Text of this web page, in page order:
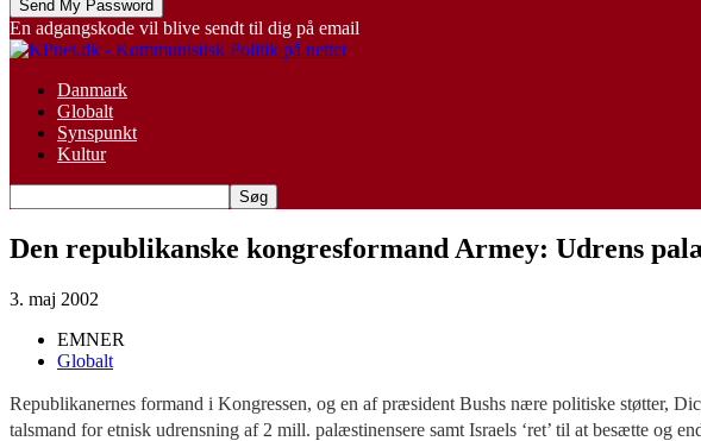
En adgangskode vil blive sendt til dig på email
Danmark
Globalt
Synspunkt
Kultur
Den republikanske kongresformand Armey: Udrens
3. maj 2002
EMNER
Globalt
Republikanernes formand i Kongressen, og en af præsident Bushs nære politiske støtter,
talsmand for etnisk udrensning af 2 mill. palæstinensere samt Israels ‘ret’ til at besætte og